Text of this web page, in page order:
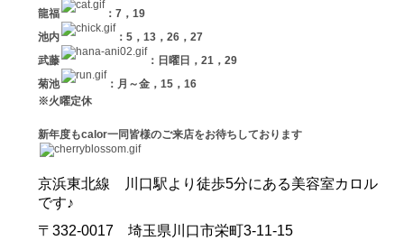
龍福
：7，19
池内
：5，13，26，27
武藤
：日曜日，21，29
菊池
：月～金，15，16
※火曜定休
新年度もcalor一同皆様のご来店をお待ちしております
京浜東北線 川口駅より徒歩5分にある美容室カロル
です♪
〒332-0017 埼玉県川口市栄町3-11-15